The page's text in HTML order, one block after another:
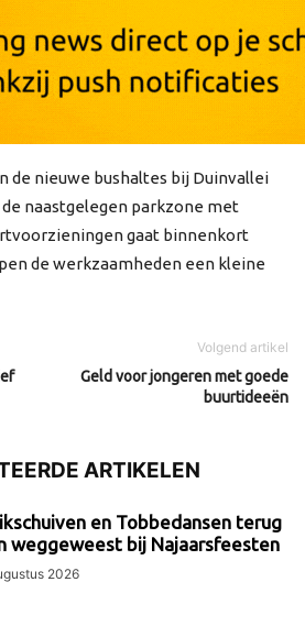
de nieuwe bushaltes bij Duinvallei
naastgelegen parkzone met
gaat binnenkort
de werkzaamheden een kleine
Volgend artikel
Geld voor jongeren met goede
buurtideeën
ARTIKELEN
en Tobbedansen terug
weggeweest bij Najaarsfeesten
2026